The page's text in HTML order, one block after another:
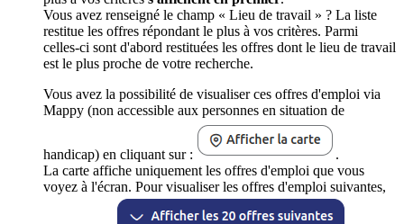
Vous avez renseigné le champ « Lieu de travail » ? La liste
restitue les offres répondant le plus à vos critères. Parmi
celles-ci sont d'abord restituées les offres dont le lieu de travail
est le plus proche de votre recherche.
Vous avez la possibilité de visualiser ces offres d'emploi via
Mappy (non accessible aux personnes en situation de
handicap) en cliquant sur :
.
La carte affiche uniquement les offres d'emploi que vous
voyez à l'écran. Pour visualiser les offres d'emploi suivantes,